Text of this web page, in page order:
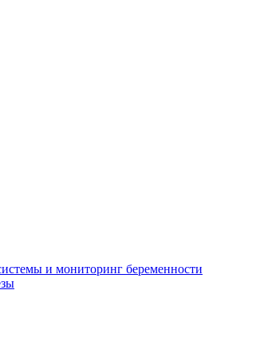
и мониторинг беременности